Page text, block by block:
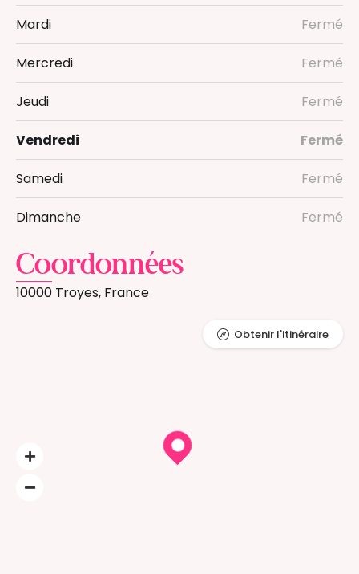
Auxiliaire de puériculture
Mardi Fermé
Mercredi Fermé
Jeudi Fermé
Vendredi Fermé
Samedi Fermé
Dimanche Fermé
Coordonnées
10000 Troyes, France
Obtenir l'itinéraire